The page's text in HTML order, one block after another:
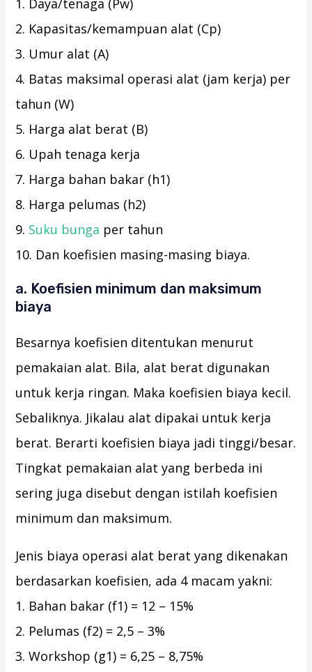
1. Daya/tenaga (Pw)
2. Kapasitas/kemampuan alat (Cp)
3. Umur alat (A)
4. Batas maksimal operasi alat (jam kerja) per
tahun (W)
5. Harga alat berat (B)
6. Upah tenaga kerja
7. Harga bahan bakar (h1)
8. Harga pelumas (h2)
9. Suku bunga per tahun
10. Dan koefisien masing-masing biaya.
a. Koefisien minimum dan maksimum
biaya
Besarnya koefisien ditentukan menurut
pemakaian alat. Bila, alat berat digunakan
untuk kerja ringan. Maka koefisien biaya kecil.
Sebaliknya. Jikalau alat dipakai untuk kerja
berat. Berarti koefisien biaya jadi tinggi/besar.
Tingkat pemakaian alat yang berbeda ini
sering juga disebut dengan istilah koefisien
minimum dan maksimum.
Jenis biaya operasi alat berat yang dikenakan
berdasarkan koefisien, ada 4 macam yakni:
1. Bahan bakar (f1) = 12 – 15%
2. Pelumas (f2) = 2,5 – 3%
3. Workshop (g1) = 6,25 – 8,75%